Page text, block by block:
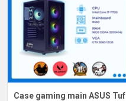
Case gaming main ASUS Tuf